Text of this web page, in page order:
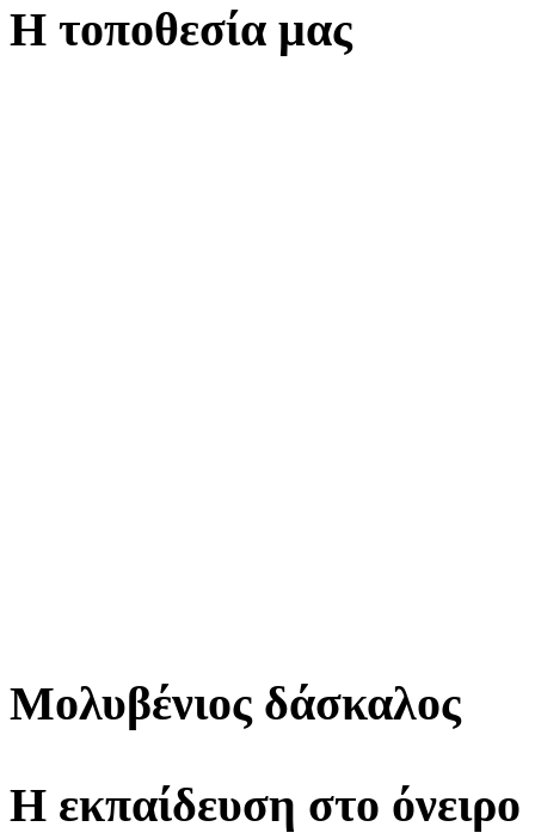
Η τοποθεσία μας
Μολυβένιος δάσκαλος
Η εκπαίδευση στο όνειρο